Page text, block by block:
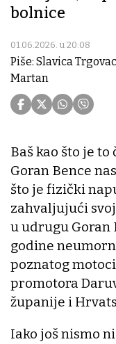
bolnice
01.06.2026. u 20:08
Piše: Slavica Trgovac
Martan
Baš kao što je
Goran Bence
što je fizički
zahvaljujući
u udrugu Goran
godine
poznatog
promotora
županije i
Iako još nismo